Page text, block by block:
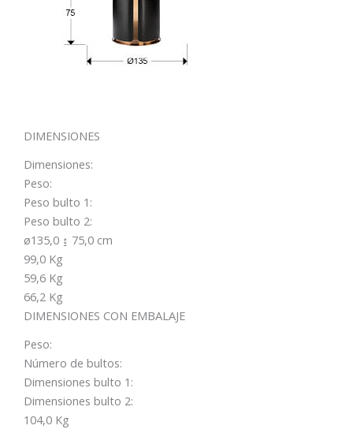
DIMENSIONES
Dimensiones:
Peso:
Peso bulto 1:
Peso bulto 2:
ø135,0 ↨ 75,0 cm
99,0 Kg
59,6 Kg
66,2 Kg
DIMENSIONES CON EMBALAJE
Peso:
Número de bultos:
Dimensiones bulto 1:
Dimensiones bulto 2:
104,0 Kg